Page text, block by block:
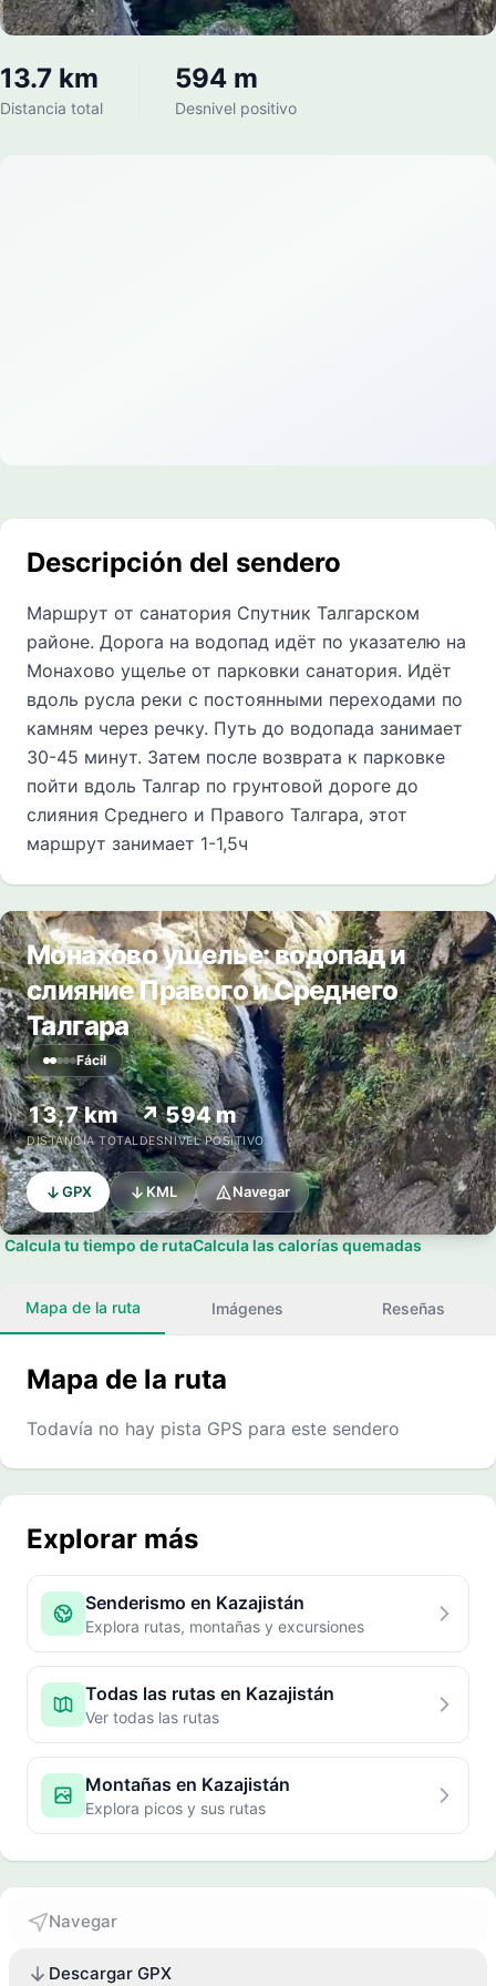
13.7 km
Distancia total
594 m
Desnivel positivo
Descripción del sendero
Маршрут от санатория Спутник Талгарском
районе. Дорога на водопад идёт по указателю на
Монахово ущелье от парковки санатория. Идёт
вдоль русла реки с постоянными переходами по
камням через речку. Путь до водопада занимает
30-45 минут. Затем после возврата к парковке
пойти вдоль Талгар по грунтовой дороге до
слияния Среднего и Правого Талгара, этот
маршрут занимает 1-1,5ч
Монахово ущелье: водопад и
слияние Правого и Среднего
Талгара
Fácil
13,7 km
DISTANCIA TOTAL
↗ 594 m
DESNIVEL POSITIVO
GPX KML Navegar
Calcula tu tiempo de rutaCalcula las calorías quemadas
Mapa de la ruta Imágenes Reseñas
Mapa de la ruta
Todavía no hay pista GPS para este sendero
Explorar más
Senderismo en Kazajistán
Explora rutas, montañas y excursiones
Todas las rutas en Kazajistán
Ver todas las rutas
Montañas en Kazajistán
Explora picos y sus rutas
Navegar
Descargar GPX